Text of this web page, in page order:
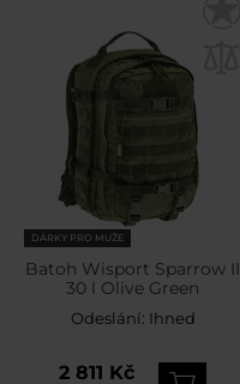
DÁRKY PRO MUŽE
Batoh Wisport Sparrow II
30 l Olive Green
Odeslání: Ihned
2 811 Kč